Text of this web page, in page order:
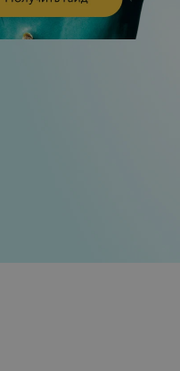
УНП 191700409
улица Толбухина, 2,